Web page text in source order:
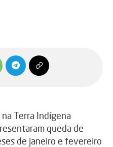
Terra Indígena
queda de
de janeiro e fevereiro